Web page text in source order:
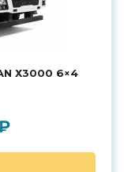
Х3000 6×4